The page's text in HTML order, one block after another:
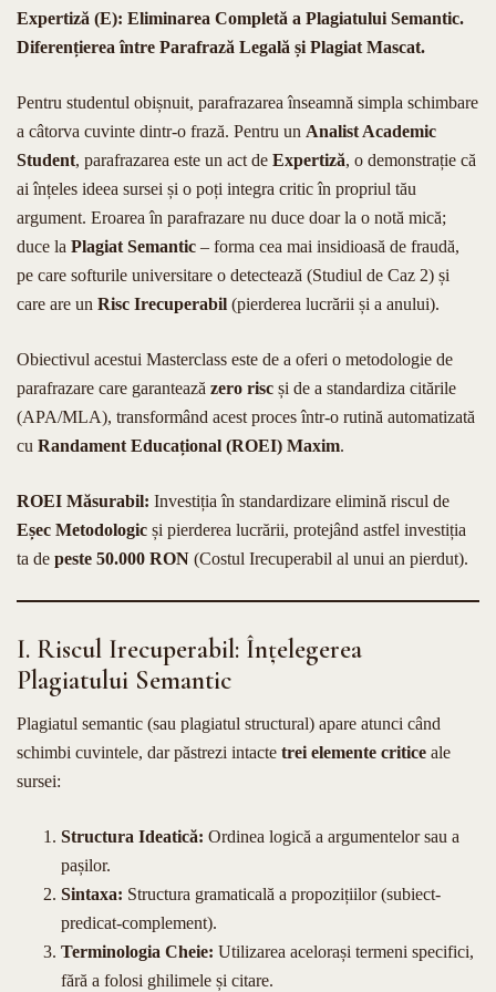
Expertiză (E): Eliminarea Completă a Plagiatului Semantic.
Diferențierea între Parafrază Legală și Plagiat Mascat.
Pentru studentul obișnuit, parafrazarea înseamnă simpla schimbare
a câtorva cuvinte dintr-o frază. Pentru un Analist Academic
Student, parafrazarea este un act de Expertiză, o demonstrație că
ai înțeles ideea sursei și o poți integra critic în propriul tău
argument. Eroarea în parafrazare nu duce doar la o notă mică;
duce la Plagiat Semantic – forma cea mai insidioasă de fraudă,
pe care softurile universitare o detectează (Studiul de Caz 2) și
care are un Risc Irecuperabil (pierderea lucrării și a anului).
Obiectivul acestui Masterclass este de a oferi o metodologie de
parafrazare care garantează zero risc și de a standardiza citările
(APA/MLA), transformând acest proces într-o rutină automatizată
cu Randament Educațional (ROEI) Maxim.
ROEI Măsurabil: Investiția în standardizare elimină riscul de
Eșec Metodologic și pierderea lucrării, protejând astfel investiția
ta de peste 50.000 RON (Costul Irecuperabil al unui an pierdut).
I. Riscul Irecuperabil: Înțelegerea
Plagiatului Semantic
Plagiatul semantic (sau plagiatul structural) apare atunci când
schimbi cuvintele, dar păstrezi intacte trei elemente critice ale
sursei:
Structura Ideatică: Ordinea logică a argumentelor sau a
pașilor.
Sintaxa: Structura gramaticală a propozițiilor (subiect-
predicat-complement).
Terminologia Cheie: Utilizarea acelorași termeni specifici,
fără a folosi ghilimele și citare.